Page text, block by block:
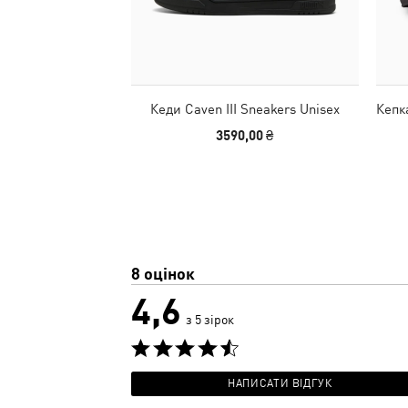
Кеди Caven III Sneakers Unisex
3590,00 ₴
8 оцінок
4,6 з 5 зірок
НАПИСАТИ ВІДГУК